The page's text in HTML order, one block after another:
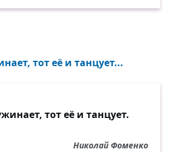
тот её и танцует...
тот её и танцует.
Николай Фоменко